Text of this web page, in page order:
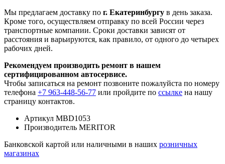
Мы предлагаем доставку по г. Екатеринбургу в день заказа.
Кроме того, осуществляем отправку по всей России через
транспортные компании. Сроки доставки зависят от
расстояния и варьируются, как правило, от одного до четырех
рабочих дней.
Рекомендуем производить ремонт в нашем
сертифицированном автосервисе.
Чтобы записаться на ремонт позвоните пожалуйста по номеру
телефона +7 963-448-56-77 или пройдите по ссылке на нашу
страницу контактов.
Артикул MBD1053
Производитель MERITOR
Банковской картой или наличными в наших розничных
магазинах